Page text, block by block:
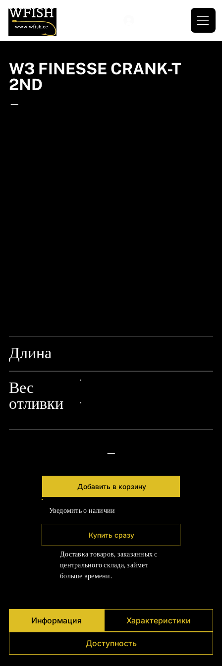
Длина
Вес
отливки
—
Добавить в корзину
Уведомить о наличии
Купить сразу
Доставка товаров, заказанных с
центрального склада, займет
больше времени.
Информация Характеристики
Доступность
W3 FINESSE CRANK-T
2ND
—